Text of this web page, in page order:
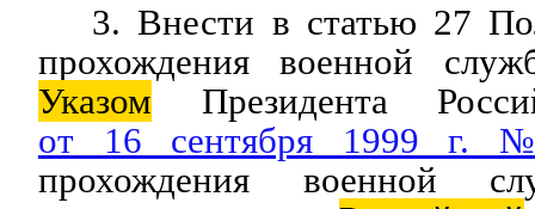
3. Внести в статью 27
прохождения военной
Указом Президента
от 16 сентября 1999 г.
прохождения военной